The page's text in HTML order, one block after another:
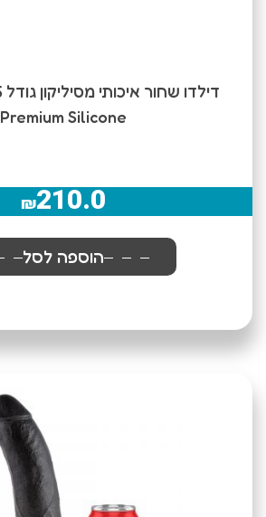
Premium Silicone
₪210.0
הוספה לסל